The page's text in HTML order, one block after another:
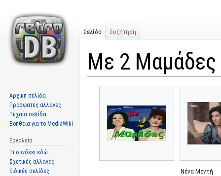
Με 2 Μαμάδες
πλοήγηση
αναζήτηση
Νένα Μεντή
Σελίδα Συζήτηση
Αρχική σελίδα
Πρόσφατες αλλαγές
Τυχαία σελίδα
Βοήθεια για το MediaWiki
Εργαλεία
Τι συνδέει εδώ
Σχετικές αλλαγές
Ειδικές σελίδες